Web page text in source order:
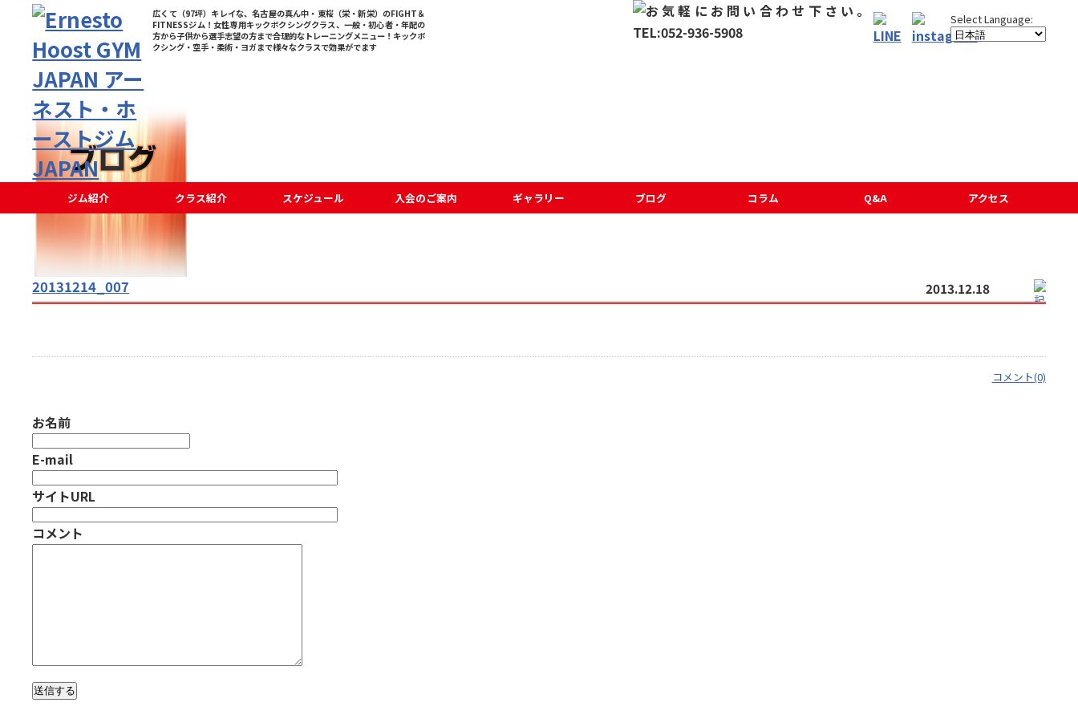
広くて（97坪）キレイな、名古屋の真ん中・東桜（栄・新栄）のFIGHT＆
FITNESSジム！女性専用キックボクシングクラス、一般・初心者・年配の
方から子供から選手志望の方まで合理的なトレーニングメニュー！キックボ
クシング・空手・柔術・ヨガまで様々なクラスで効果がでます
ジム紹介 クラス紹介 スケジュール 入会のご案内 ギャラリー ブログ コラム Q&A アクセス
20131214_007 2013.12.18
コメント(0)
お名前
E-mail
サイトURL
コメント